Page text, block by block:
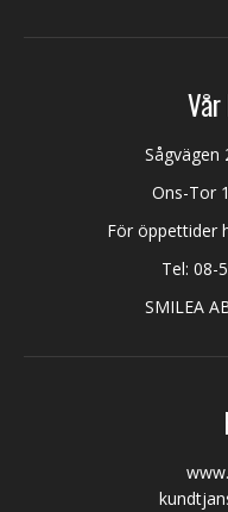
Sågvägen
Ons-Tor
För öppettider
Tel: 08-
SMILEA